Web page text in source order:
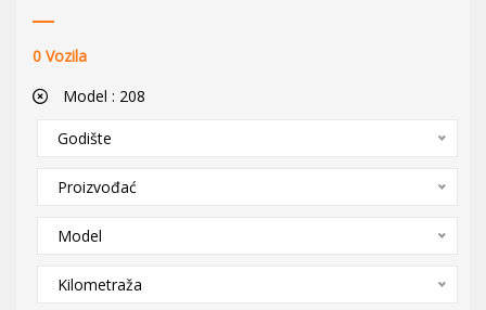
0 Vozila
Model : 208
Godište
Proizvođać
Model
Kilometraža